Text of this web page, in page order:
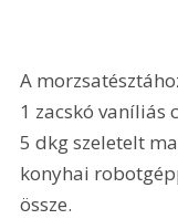
A
1 zacskó vaníliás
5 dkg szeletelt
konyhai
össze.